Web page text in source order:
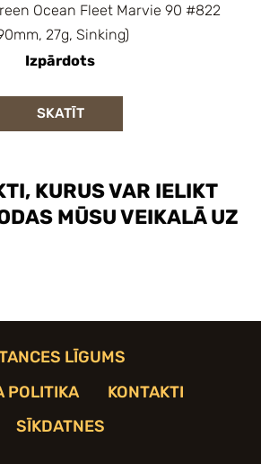
KURUS VAR IELIKT
MŪSU VEIKALĀ UZ
Ocean Fleet Marvie 90 #822
27g, Sinking)
Izpārdots
SKATĪT
LĪGUMS
POLITIKA
KONTAKTI
SĪKDATNES